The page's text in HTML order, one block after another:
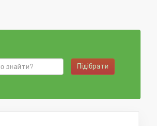
Підібрати